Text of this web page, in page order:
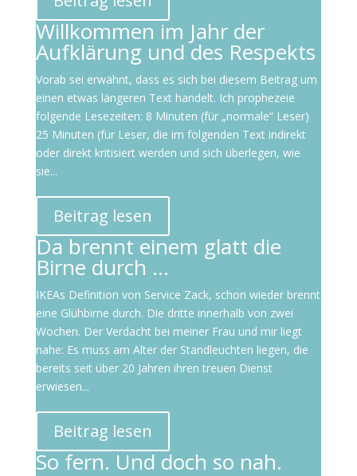
Willkommen im Jahr der
Aufklärung und des Respekts
Vorab sei erwähnt, dass es sich bei diesem Beitrag um
einen etwas längeren Text handelt. Ich prophezeie
folgende Lesezeiten: 8 Minuten (für „normale“ Leser)
25 Minuten (für Leser, die im folgenden Text indirekt
oder direkt kritisiert werden und sich überlegen, wie
sie...
Beitrag lesen
Da brennt einem glatt die
Birne durch …
IKEAs Definition von Service Zack, schon wieder brennt
eine Glühbirne durch. Die dritte innerhalb von zwei
Wochen. Der Verdacht bei meiner Frau und mir liegt
nahe: Es muss am Alter der Standleuchten liegen, die
bereits seit über 20 Jahren ihren treuen Dienst
erwiesen...
Beitrag lesen
So fern. Und doch so nah.